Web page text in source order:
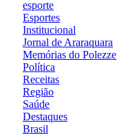
esporte
Esportes
Institucional
Jornal de Araraquara
Memórias do Polezze
Política
Receitas
Região
Saúde
Destaques
Brasil